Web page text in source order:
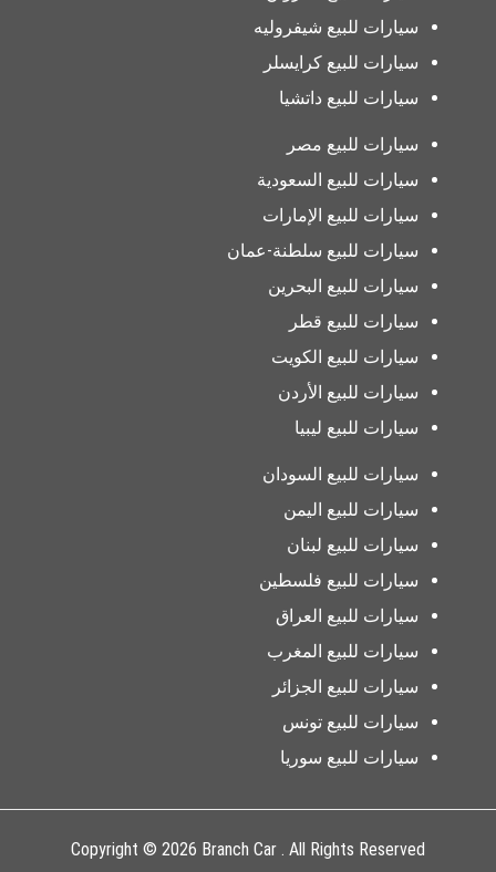
سيارات للبيع شيفروليه
سيارات للبيع كرايسلر
سيارات للبيع داتشيا
سيارات للبيع مصر
سيارات للبيع السعودية
سيارات للبيع الإمارات
سيارات للبيع سلطنة-عمان
سيارات للبيع البحرين
سيارات للبيع قطر
سيارات للبيع الكويت
سيارات للبيع الأردن
سيارات للبيع ليبيا
سيارات للبيع السودان
سيارات للبيع اليمن
سيارات للبيع لبنان
سيارات للبيع فلسطين
سيارات للبيع العراق
سيارات للبيع المغرب
سيارات للبيع الجزائر
سيارات للبيع تونس
سيارات للبيع سوريا
Copyright © 2026 Branch Car . All Rights Reserved